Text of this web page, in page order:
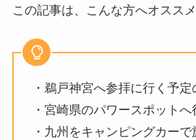
この記事は、こんな方へオススメ
・鵜戸神宮へ参拝に行く予定
・宮崎県のパワースポット
・九州をキャンピングカー